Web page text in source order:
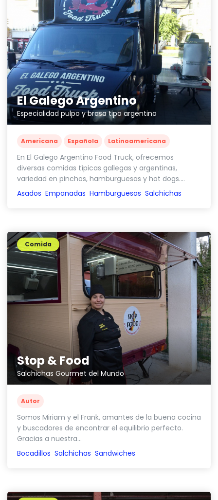
El Galego Argentino
Especialidad pulpo y brasa tipo argentino
Americana Española Latinoamericana
En El Galego Argentino Food Truck, ofrecemos
diversas comidas típicas gallegas y argentinas,
variedad en pinchos, hamburguesas y hot dogs....
Asados Empanadas Hamburguesas Salchichas
Stop & Food
Salchichas Gourmet del Mundo
Comida
Autor
Somos Miriam y el Frank, amantes de la buena cocina
y buscadores de encontrar el equilibrio perfecto.
Gracias a nuestra...
Bocadillos Salchichas Sandwiches